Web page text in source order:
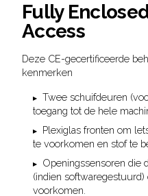
Fully
Access
Deze CE-gecertificeerde
kenmerken
Twee schuifdeuren
toegang tot de hele
Plexiglas fronten om
te voorkomen en stof te
Openingssensoren die
(indien
voorkomen.